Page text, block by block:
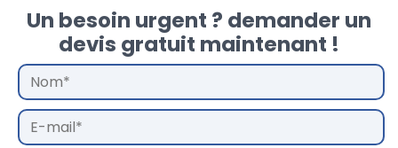
Un besoin urgent ? demander un
devis gratuit maintenant !